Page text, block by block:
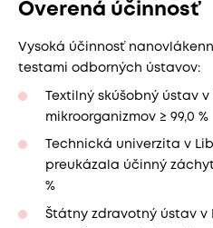
Overená účinnosť
Vysoká účinnosť
testami odborných ústavov:
Textilný skúšobný ústav
mikroorganizmov ≥ 99,0 %
Technická univerzita v
preukázala účinný
%
Štátny zdravotný ústav v